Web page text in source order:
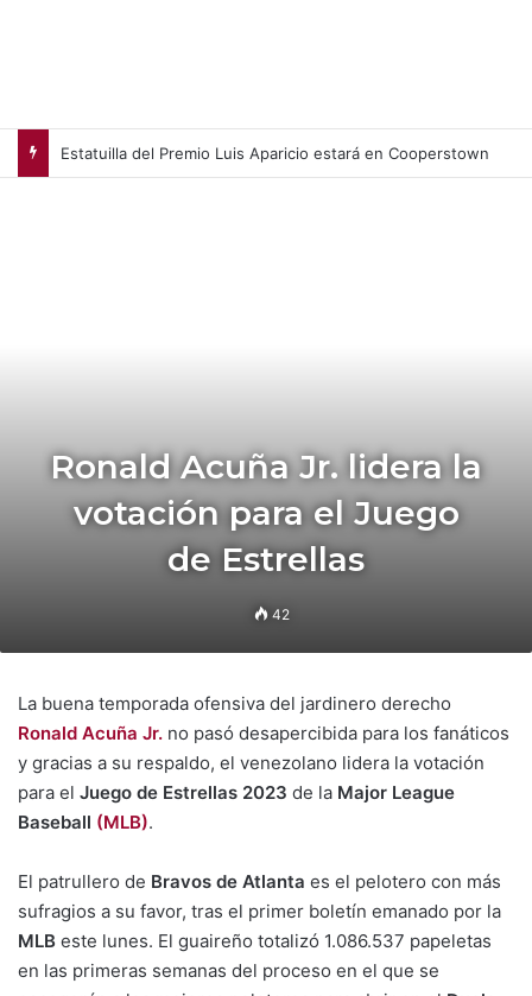
Estatuilla del Premio Luis Aparicio estará en Cooperstown
Ronald Acuña Jr. lidera la
votación para el Juego
de Estrellas
42
La buena temporada ofensiva del jardinero derecho
Ronald Acuña Jr. no pasó desapercibida para los fanáticos
y gracias a su respaldo, el venezolano lidera la votación
para el Juego de Estrellas 2023 de la Major League
Baseball (MLB).
El patrullero de Bravos de Atlanta es el pelotero con más
sufragios a su favor, tras el primer boletín emanado por la
MLB este lunes. El guaireño totalizó 1.086.537 papeletas
en las primeras semanas del proceso en el que se